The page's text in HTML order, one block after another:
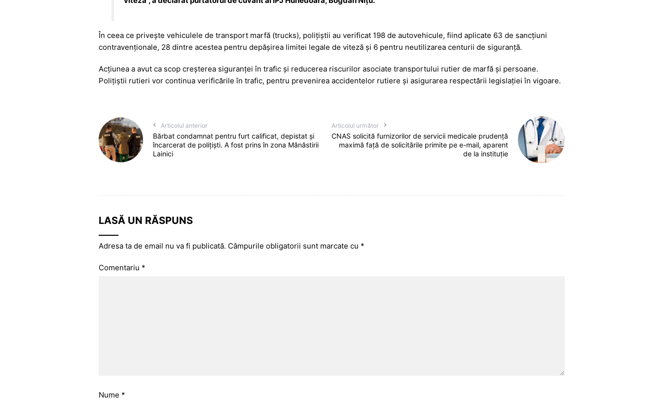
În ceea ce privește vehiculele de transport marfă (trucks), polițiștii au verificat 198 de autovehicule, fiind aplicate 63 de sancțiuni
contravenționale, 28 dintre acestea pentru depășirea limitei legale de viteză și 6 pentru neutilizarea centurii de siguranță.
Acțiunea a avut ca scop creșterea siguranței în trafic și reducerea riscurilor asociate transportului rutier de marfă și persoane.
Polițiștii rutieri vor continua verificările în trafic, pentru prevenirea accidentelor rutiere și asigurarea respectării legislației în vigoare.
Articolul anterior
Bărbat condamnat pentru furt calificat, depistat și
încarcerat de polițiști. A fost prins în zona Mănăstirii
Lainici
Articolul următor
CNAS solicită furnizorilor de servicii medicale prudență
maximă față de solicitările primite pe e-mail, aparent
de la instituție
LASĂ UN RĂSPUNS
Adresa ta de email nu va fi publicată. Câmpurile obligatorii sunt marcate cu *
Comentariu *
Nume *